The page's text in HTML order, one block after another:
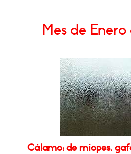
Mes de Enero
Cálamo: de miopes,